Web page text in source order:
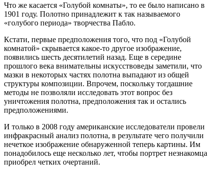
Что же касается «Голубой комнаты», то ее было написано в
1901 году. Полотно принадлежит к так называемого
«голубого периода» творчества Пабло.
Кстати, первые предположения того, что под «Голубой
комнатой» скрывается какое-то другое изображение,
появились шесть десятилетий назад. Еще в середине
прошлого века внимательны искусствоведы заметили, что
мазки в некоторых частях полотна выпадают из общей
структуры композиции. Впрочем, поскольку тогдашние
методы не позволяли исследовать этот вопрос без
уничтожения полотна, предположения так и остались
предположениями.
И только в 2008 году американские исследователи провели
инфракрасный анализ полотна, в результате чего получили
нечеткое изображение обнаруженной теперь картины. Им
понадобилось еще несколько лет, чтобы портрет незнакомца
приобрел четких очертаний.